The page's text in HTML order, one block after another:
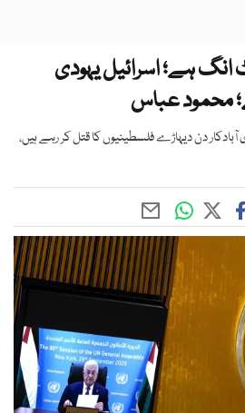
انگ ہے؛ اسرائیل یہودی
محمود عباس
دن دیہاڑے فلسطینیوں کا قتل کر رہے ہیں،